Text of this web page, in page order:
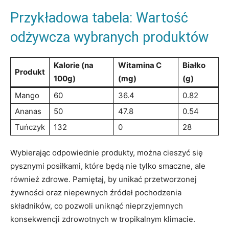
Przykładowa tabela: Wartość
odżywcza wybranych produktów
Produkt
Kalorie (na‍
100g)
Witamina C
(mg)
Białko
(g)
Mango
60 36.4
0.82
Ananas
50 47.8
0.54
Tuńczyk
132 0 28
Wybierając ⁤odpowiednie produkty, można⁤ cieszyć ‍się
pysznymi posiłkami, które będą nie tylko ⁢smaczne, ⁤ale
również ⁤zdrowe. Pamiętaj, by unikać przetworzonej
żywności oraz niepewnych źródeł pochodzenia
składników, ⁤co pozwoli uniknąć nieprzyjemnych
konsekwencji⁢ zdrowotnych w tropikalnym ⁣klimacie.